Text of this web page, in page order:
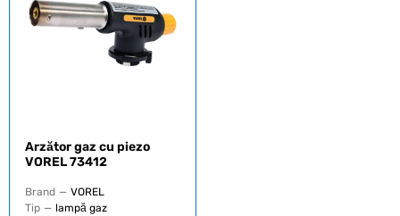
Arzător gaz cu piezo
VOREL 73412
Brand — VOREL
Tip — lampă gaz